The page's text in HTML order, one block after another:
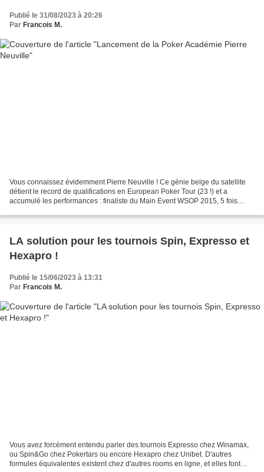
Publié le 31/08/2023 à 20:26
Par Francois M.
Vous connaissez évidemment Pierre Neuville ! Ce génie belge du satellite
détient le record de qualifications en European Poker Tour (23 !) et a
accumulé les performances : finaliste du Main Event WSOP 2015, 5 fois
LA solution pour les tournois Spin, Expresso et
Hexapro !
Publié le 15/06/2023 à 13:31
Par Francois M.
Vous avez forcément entendu parler des tournois Expresso chez Winamax,
ou Spin&Go chez Pokertars ou encore Hexapro chez Unibet. D'autres
formules équivalentes existent chez d'autres rooms en ligne, et elles font